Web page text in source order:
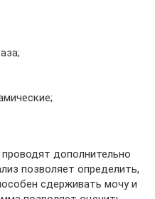
дополнительно
позволяет определить,
сдерживать мочу и